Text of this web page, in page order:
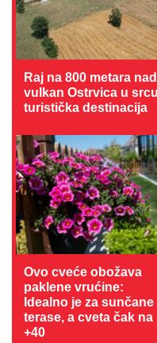
Raj na 800 metara
vulkan Ostrvica u
turistička destinacija
Ovo cveće obožava
paklene vrućine:
Idealno je za sunčane
terase, a cveta čak na
+40